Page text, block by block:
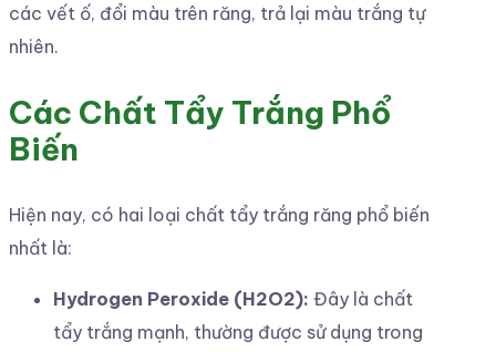
các vết ố, đổi màu trên răng, trả lại màu trắng tự
nhiên.
Các Chất Tẩy Trắng Phổ
Biến
Hiện nay, có hai loại chất tẩy trắng răng phổ biến
nhất là:
Hydrogen Peroxide (H2O2): Đây là chất
tẩy trắng mạnh, thường được sử dụng trong